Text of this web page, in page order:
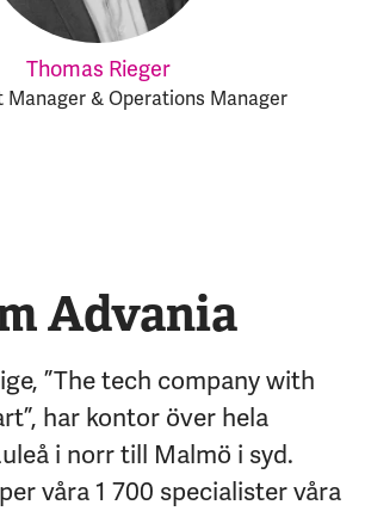
Thomas Rieger
Manager & Operations Manager
Advania
”The tech company with
har kontor över hela
i norr till Malmö i syd.
våra 1 700 specialister våra